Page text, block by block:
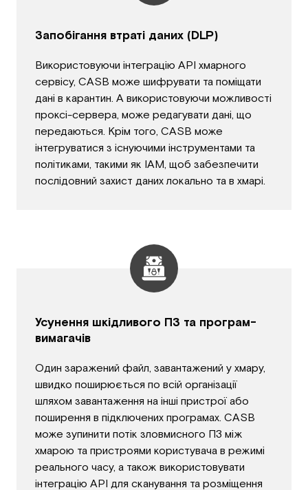
Запобігання втраті даних (DLP)
Використовуючи інтеграцію API хмарного
сервісу, CASB може шифрувати та поміщати
дані в карантин. А використовуючи можливості
проксі-сервера, може редагувати дані, що
передаються. Крім того, CASB може
інтегруватися з існуючими інструментами та
політиками, такими як IAM, щоб забезпечити
послідовний захист даних локально та в хмарі.
Усунення шкідливого ПЗ та програм-
вимагачів
Один заражений файл, завантажений у хмару,
швидко поширюється по всій організації
шляхом завантаження на інші пристрої або
поширення в підключених програмах. CASB
може зупинити потік зловмисного ПЗ між
хмарою та пристроями користувача в режимі
реального часу, а також використовувати
інтеграцію API для сканування та розміщення